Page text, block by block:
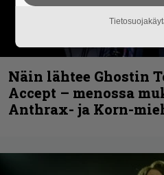
Näin lähtee Ghostin
Accept – menossa
Anthrax- ja Korn-